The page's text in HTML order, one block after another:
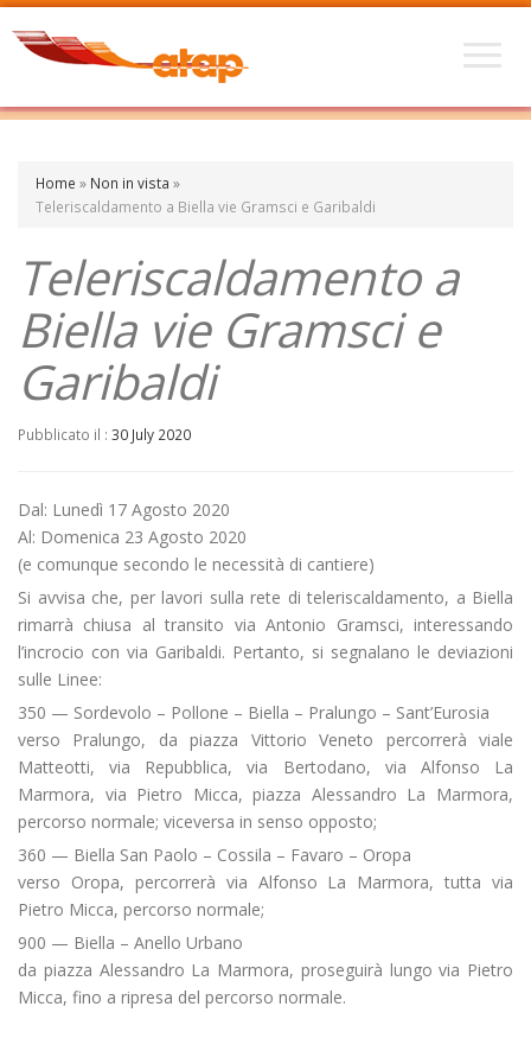
Home » Non in vista »
Teleriscaldamento a Biella vie Gramsci e Garibaldi
Teleriscaldamento a
Biella vie Gramsci e
Garibaldi
Pubblicato il : 30 July 2020
Dal: Lunedì 17 Agosto 2020
Al: Domenica 23 Agosto 2020
(e comunque secondo le necessità di cantiere)
Si avvisa che, per lavori sulla rete di teleriscaldamento, a Biella
rimarrà chiusa al transito via Antonio Gramsci, interessando
l’incrocio con via Garibaldi. Pertanto, si segnalano le deviazioni
sulle Linee:
350 — Sordevolo – Pollone – Biella – Pralungo – Sant’Eurosia
verso Pralungo, da piazza Vittorio Veneto percorrerà viale
Matteotti, via Repubblica, via Bertodano, via Alfonso La
Marmora, via Pietro Micca, piazza Alessandro La Marmora,
percorso normale; viceversa in senso opposto;
360 — Biella San Paolo – Cossila – Favaro – Oropa
verso Oropa, percorrerà via Alfonso La Marmora, tutta via
Pietro Micca, percorso normale;
900 — Biella – Anello Urbano
da piazza Alessandro La Marmora, proseguirà lungo via Pietro
Micca, fino a ripresa del percorso normale.